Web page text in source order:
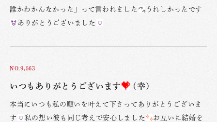
誰かわかんなかった」って言われました
うれしかったです
ありがとうございました
NO.9,563
いつもありがとうございます (幸)
本当にいつも私の願いを叶えて下さってありがとうございま
す
私の想い彼も同じ考えで安心しました
お互いに結婚を